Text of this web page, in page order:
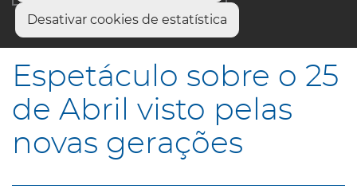
Desativar cookies de estatística
Início
Espetáculo sobre o 25 de Abril visto pelas novas gerações
Espetáculo sobre o 25
de Abril visto pelas
novas gerações